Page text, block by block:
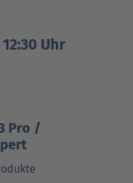
Uhr
Pro /